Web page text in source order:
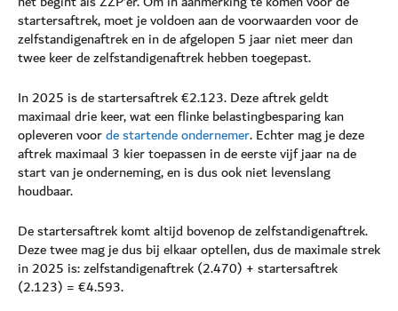
startersaftrek, moet je voldoen aan de voorwaarden voor de
zelfstandigenaftrek en in de afgelopen 5 jaar niet meer dan
twee keer de zelfstandigenaftrek hebben toegepast.
In 2025 is de startersaftrek €2.123. Deze aftrek geldt
maximaal drie keer, wat een flinke belastingbesparing kan
opleveren voorde startende ondernemer. Echter mag je deze
aftrek maximaal 3 kier toepassen in de eerste vijf jaar na de
start van je onderneming, en is dus ook niet levenslang
houdbaar.
De startersaftrek komt altijd bovenop de zelfstandigenaftrek.
Deze twee mag je dus bij elkaar optellen, dus de maximale strek
in 2025 is: zelfstandigenaftrek (2.470) + startersaftrek
(2.123) = €4.593.